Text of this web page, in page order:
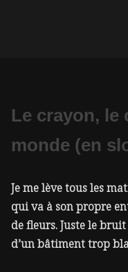
Le crayon, le
monde (en
Je me lève tous les
qui va à son propre
de fleurs. Juste le
d’un bâtiment trop